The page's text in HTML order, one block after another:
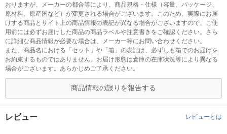
おりますが、メーカーの都合等により、商品規格・仕様（容量、パッケージ、
原材料、原産国など）が変更される場合がございます。このため、実際にお届
けする商品とサイト上の商品情報の表記が異なる場合がございますので、ご使
用前には必ずお届けした商品の商品ラベルや注意書きをご確認ください。さら
に詳細な商品情報が必要な場合は、メーカー等にお問い合わせください。
また、商品名における「セット」や「箱」の表記は、必ずしも箱でのお届けを
お約束するものではありません。お届け形態は倉庫の在庫状況等により異なる
場合がございます。あらかじめご了承ください。
商品情報の誤りを報告する
レビュー レビューとは